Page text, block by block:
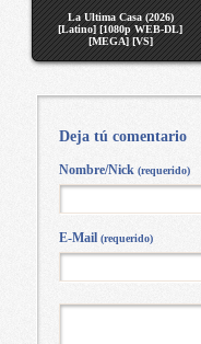
La Ultima Casa (2026)
[Latino] [1080p WEB-DL]
[MEGA] [VS]
Deja tú comentario
Nombre/Nick (requerido)
E-Mail (requerido)